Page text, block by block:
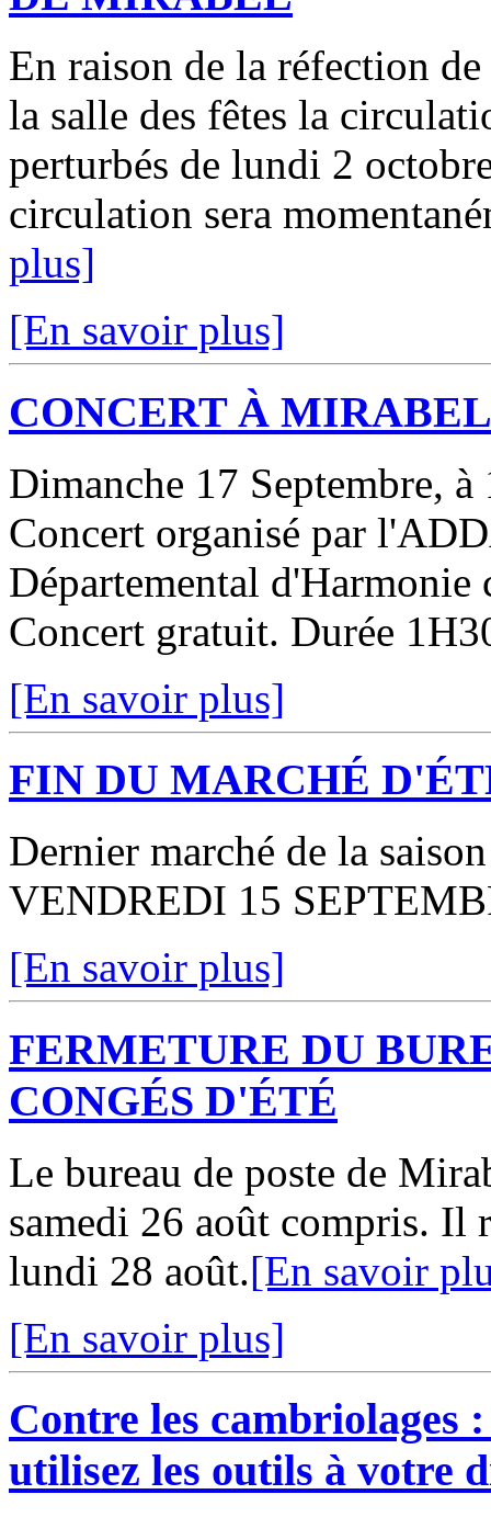
En raison de la réfection
la salle des fêtes la
perturbés de lundi 2
circulation sera
plus]
[En savoir plus]
CONCERT À MIRABEL
Dimanche 17 Septembre,
Concert organisé par
Départemental d'Harmonie
Concert gratuit. Durée
[En savoir plus]
FIN DU MARCHÉ
Dernier
VENDREDI 15
[En savoir plus]
FERMETURE DU
CONGÉS D'ÉTÉ
Le bureau de poste de
samedi 26 août compris. Il
lundi 28 août.[En savoir
[En savoir plus]
Contre les cambriolages
utilisez les outils à votre